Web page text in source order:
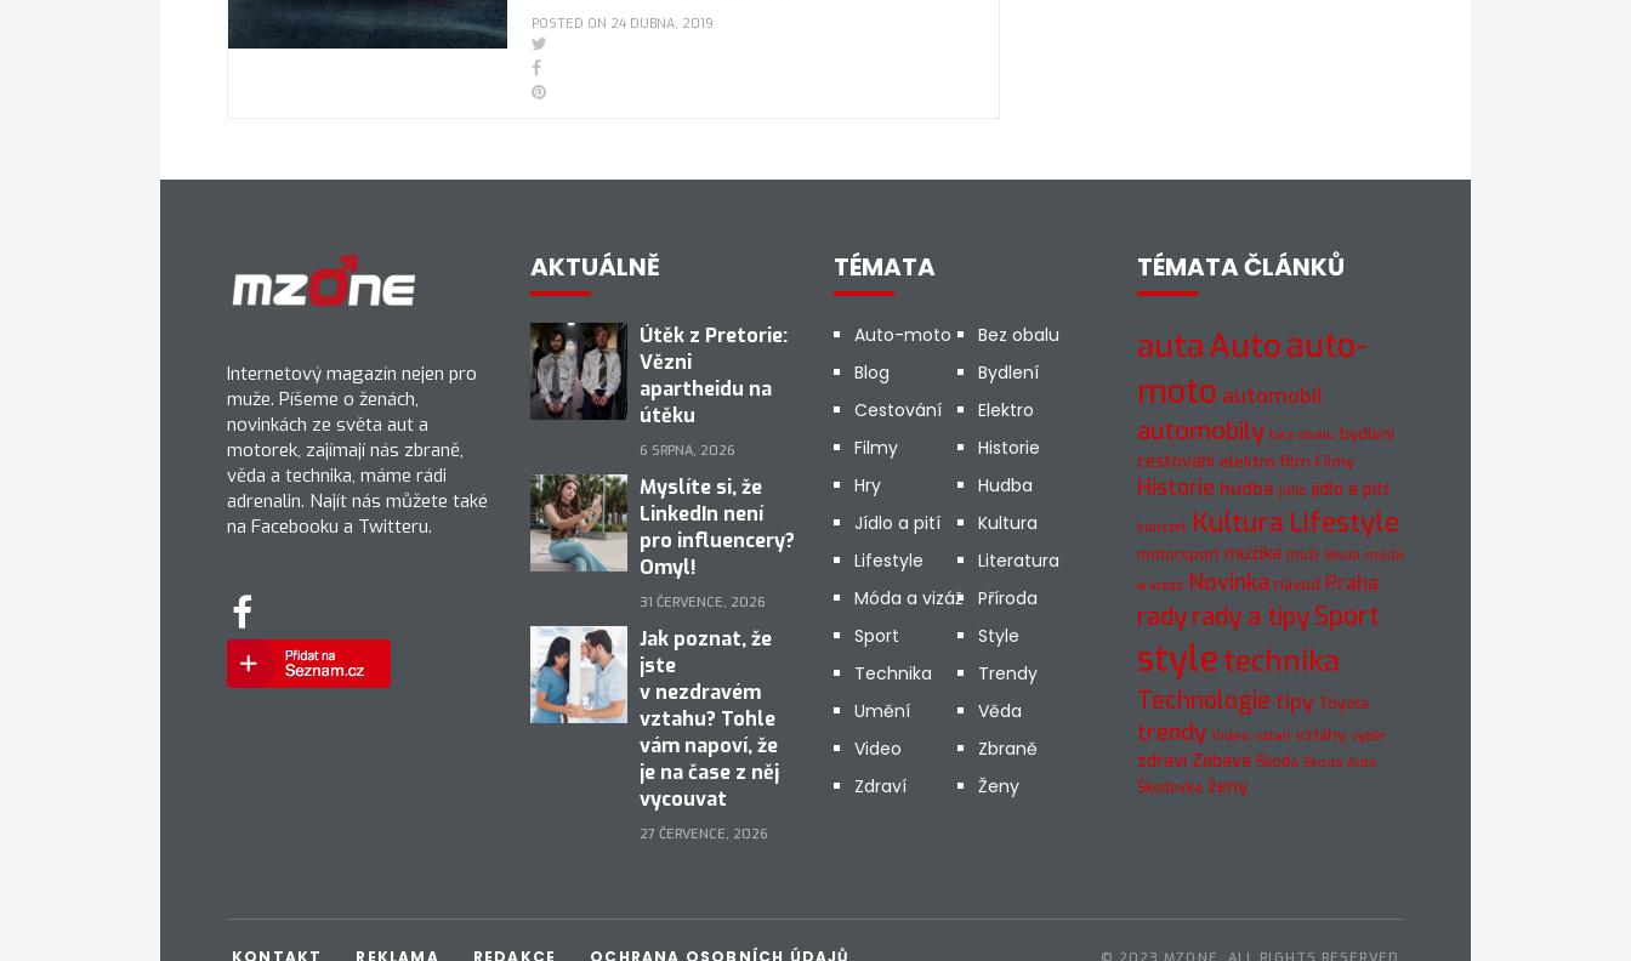
POSTED ON 24 DUBNA, 2019
Internetový magazín nejen pro
muže. Píšeme o ženách,
novinkách ze světa aut a
motorek, zajímají nás zbraně,
věda a technika, máme rádi
adrenalin. Najít nás můžete také
na Facebooku a Twitteru.
AKTUÁLNĚ
Útěk z Pretorie:
Vězni
apartheidu na
útěku
6 SRPNA, 2026
Myslíte si, že
LinkedIn není
pro influencery?
Omyl!
31 ČERVENCE, 2026
Jak poznat, že
jste
v nezdravém
vztahu? Tohle
vám napoví, že
je na čase z něj
vycouvat
27 ČERVENCE, 2026
TÉMATA
Auto-moto
Bez obalu
Blog
Bydlení
Cestování
Elektro
Filmy
Historie
Hry
Hudba
Jídlo a pití
Kultura
Lifestyle
Literatura
Móda a vizáž
Příroda
Sport
Style
Technika
Trendy
Umění
Věda
Video
Zbraně
Zdraví
Ženy
TÉMATA ČLÁNKŮ
autaAutoauto-
moto automobil
automobily bez obalu bydlení
cestování elektro film Filmy
Historie hudba jídlo jídlo a pití
koncert Kultura Lifestyle
motorsport muzika muži Móda móda
a vizáž Novinka návod Praha
radyrady a tipySport
styletechnika
Technologie tipy Toyota
trendy Video vztah vztahy výběr
zdraví Zábava Škoda Škoda Auto
Škodovka ženy
KONTAKT REKLAMA REDAKCE OCHRANA OSOBNÍCH ÚDAJŮ